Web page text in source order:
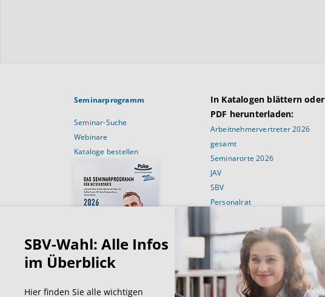
Seminarprogramm
Seminar-Suche
Webinare
Kataloge bestellen
In Katalogen blättern oder
PDF herunterladen:
Arbeitnehmervertreter 2026
gesamt
Seminarorte 2026
JAV
SBV
Personalrat
Schulungsansprüche
Für Betriebsräte
Für JAV’ler
Für SBV’Ler
Für Personalräte
SBV-Wahl: Alle Infos
im Überblick
Hier finden Sie alle wichtigen